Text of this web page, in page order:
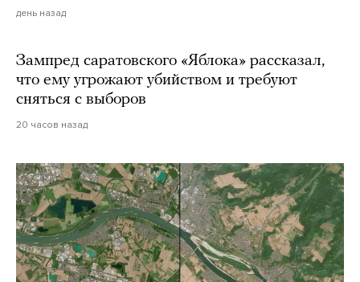
день назад
Зампред саратовского «Яблока» рассказал,
что ему угрожают убийством и требуют
сняться с выборов
20 часов назад